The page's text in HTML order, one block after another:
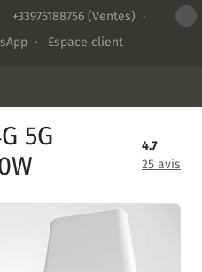
+33975188756 (Ventes) ·
· Espace client
5G
4.7
25 avis